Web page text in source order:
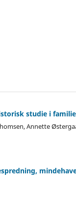
studie i
Annette